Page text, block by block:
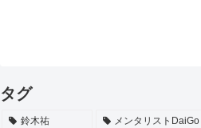
タグ
鈴木祐 メンタリストDaiGo